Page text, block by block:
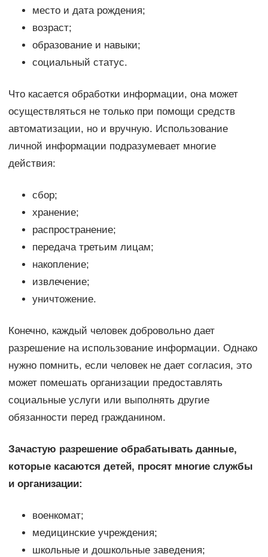
место и дата рождения;
возраст;
образование и навыки;
социальный статус.
Что касается обработки информации, она может
осуществляться не только при помощи средств
автоматизации, но и вручную. Использование
личной информации подразумевает многие
действия:
сбор;
хранение;
распространение;
передача третьим лицам;
накопление;
извлечение;
уничтожение.
Конечно, каждый человек добровольно дает
разрешение на использование информации. Однако
нужно помнить, если человек не дает согласия, это
может помешать организации предоставлять
социальные услуги или выполнять другие
обязанности перед гражданином.
Зачастую разрешение обрабатывать данные,
которые касаются детей, просят многие службы
и организации:
военкомат;
медицинские учреждения;
школьные и дошкольные заведения;